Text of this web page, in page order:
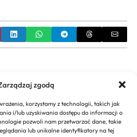
zgodą
korzystamy z technologii, takich jak
i/lub uzyskiwania dostępu do informacji o
pozwoli nam przetwarzać dane, takie
lub unikalne identyfikatory na tej
NEXT
biznesowy w Polsce?
po zarobkach i ścieżce